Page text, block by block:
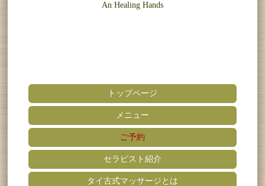
An Healing Hands
トップページ
メニュー
ご予約
セラピスト紹介
タイ古式マッサージとは